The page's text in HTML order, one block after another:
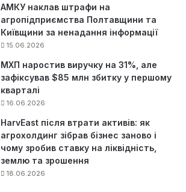
АМКУ наклав штрафи на
агропідприємства Полтавщини та
Київщини за ненадання інформації
15.06.2026
МХП наростив виручку на 31%, але
зафіксував $85 млн збитку у першому
кварталі
16.06.2026
HarvEast після втрати активів: як
агрохолдинг зібрав бізнес заново і
чому зробив ставку на ліквідність,
землю та зрошення
18.06.2026